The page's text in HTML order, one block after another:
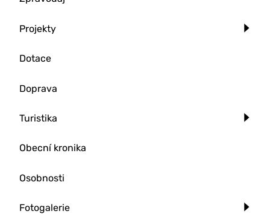
Projekty
Dotace
Doprava
Turistika
Obecní kronika
Osobnosti
Fotogalerie